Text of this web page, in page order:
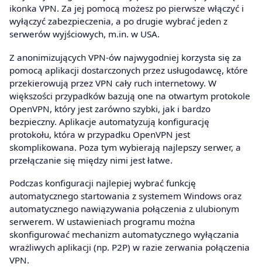
ikonka VPN. Za jej pomocą możesz po pierwsze włączyć i
wyłączyć zabezpieczenia, a po drugie wybrać jeden z
serwerów wyjściowych, m.in. w USA.
Z anonimizujących VPN-ów najwygodniej korzysta się za
pomocą aplikacji dostarczonych przez usługodawcę, które
przekierowują przez VPN cały ruch internetowy. W
większości przypadków bazują one na otwartym protokole
OpenVPN, który jest zarówno szybki, jak i bardzo
bezpieczny. Aplikacje automatyzują konfigurację
protokołu, która w przypadku OpenVPN jest
skomplikowana. Poza tym wybierają najlepszy serwer, a
przełączanie się między nimi jest łatwe.
Podczas konfiguracji najlepiej wybrać funkcję
automatycznego startowania z systemem Windows oraz
automatycznego nawiązywania połączenia z ulubionym
serwerem. W ustawieniach programu można
skonfigurować mechanizm automatycznego wyłączania
wrażliwych aplikacji (np. P2P) w razie zerwania połączenia
VPN.